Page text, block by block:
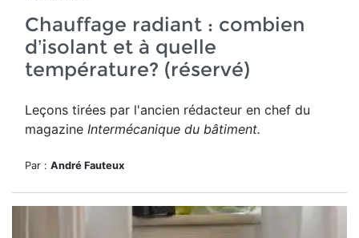
Chauffage radiant : combien
d’isolant et à quelle
température? (réservé)
Leçons tirées par l'ancien rédacteur en chef du
magazine Intermécanique du bâtiment.
Par : André Fauteux